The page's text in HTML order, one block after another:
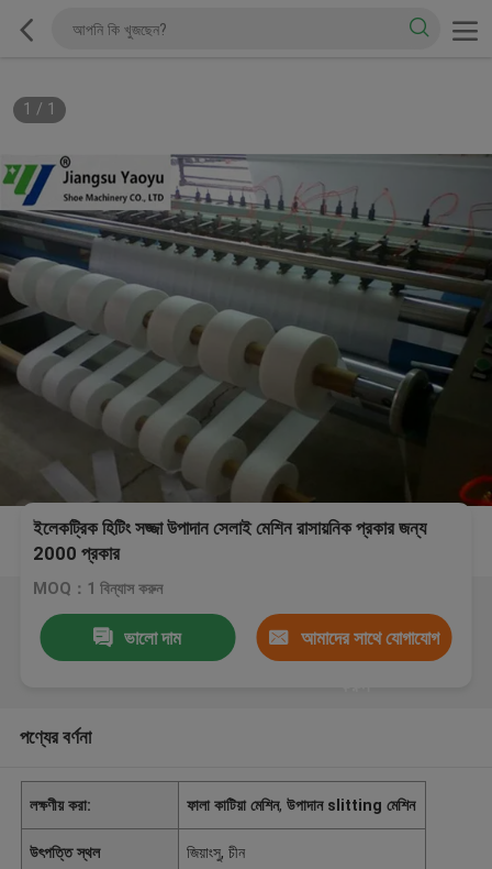
1 / 1
ইলেকট্রিক হিটিং সজ্জা উপাদান সেলাই মেশিন রাসায়নিক প্রকার জন্য
2000 প্রকার
MOQ：1 বিন্যাস করুন
ভালো দাম আমাদের সাথে যোগাযোগ
পণ্যের বর্ণনা
লক্ষণীয় করা: ফালা কাটিয়া মেশিন,উপাদান slitting মেশিন
উৎপত্তি স্থল জিয়াংসু, চীন